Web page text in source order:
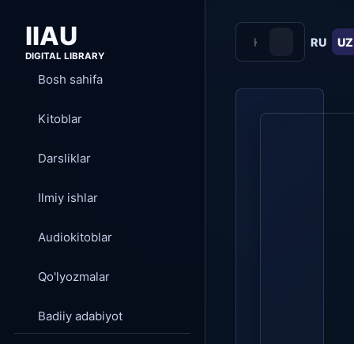
IIAU
DIGITAL LIBRARY
Bosh sahifa
Kitoblar
Darsliklar
Ilmiy ishlar
Audiokitoblar
Qo'lyozmalar
Badiiy adabiyot
RU UZ